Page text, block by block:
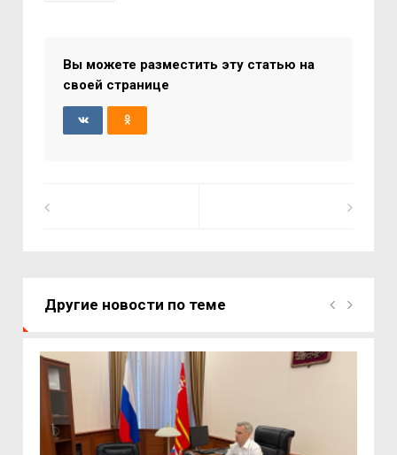
Вы можете разместить эту статью на
своей странице
Другие новости по теме